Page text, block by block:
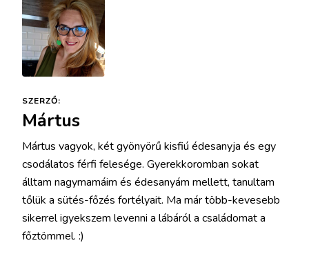
SZERZŐ:
Mártus
Mártus vagyok, két gyönyörű kisfiú édesanyja és egy
csodálatos férfi felesége. Gyerekkoromban sokat
álltam nagymamáim és édesanyám mellett, tanultam
tőlük a sütés-főzés fortélyait. Ma már több-kevesebb
sikerrel igyekszem levenni a lábáról a családomat a
főztömmel. :)